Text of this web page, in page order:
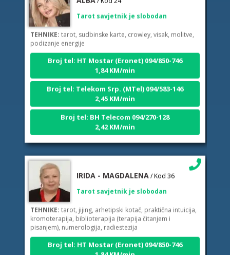
Tarot savjetnik je slobodan
TEHNIKE:tarot, sudbinske karte, crowley, visak, molitve,
podizanje energije
Broj tel: HT Mostar (Eronet) 094/850-746
1,84 KM/min
Broj tel: Telekom Srp. (MTel) 094/583-146
2,45 KM/min
Broj tel: BH Telecom 094/270-128
2,42 KM/min
Tarot savjetnik je slobodan
TEHNIKE:tarot, jijing, arhetipski kotač, praktična intuicija,
kromoterapija, biblioterapija (terapija čitanjem i
pisanjem), numerologija, radiestezija
Broj tel: HT Mostar (Eronet) 094/850-746
1,84 KM/min